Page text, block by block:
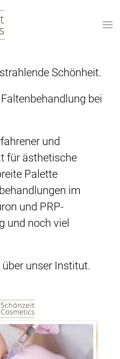
Schönheit.
bei
und
für ästhetische
Palette
im
und PRP-
und noch viel
unser Institut.